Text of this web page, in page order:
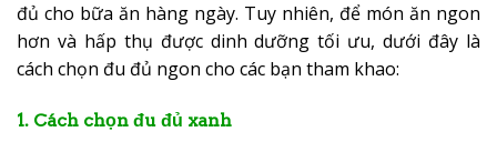
đủ cho bữa ăn hàng ngày. Tuy nhiên, để món ăn ngon
hơn và hấp thụ được dinh dưỡng tối ưu, dưới đây là
cách chọn đu đủ ngon cho các bạn tham khao:
1. Cách chọn đu đủ xanh